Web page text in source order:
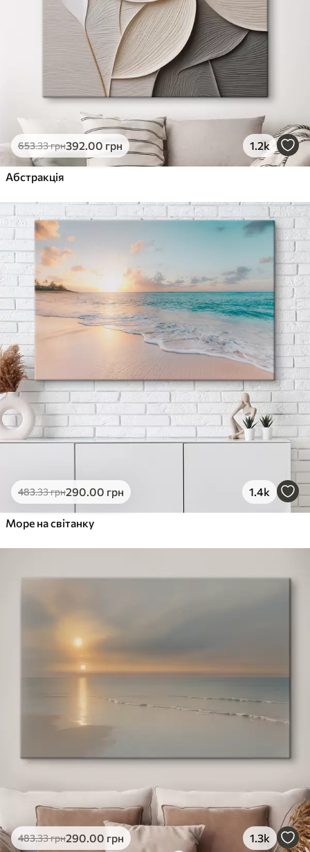
653.33грн392.00 грн 1.2k
Абстракція
483.33грн290.00 грн 1.4k
Море на світанку
483.33грн290.00 грн 1.3k